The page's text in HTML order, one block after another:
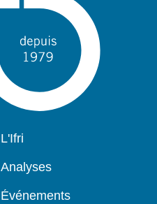
Navigation
L'Ifri
Analyses
Événements